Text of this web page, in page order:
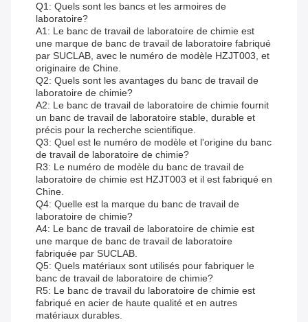
Q1: Quels sont les bancs et les armoires de
laboratoire?
A1: Le banc de travail de laboratoire de chimie est
une marque de banc de travail de laboratoire fabriqué
par SUCLAB, avec le numéro de modèle HZJT003, et
originaire de Chine.
Q2: Quels sont les avantages du banc de travail de
laboratoire de chimie?
A2: Le banc de travail de laboratoire de chimie fournit
un banc de travail de laboratoire stable, durable et
précis pour la recherche scientifique.
Q3: Quel est le numéro de modèle et l'origine du banc
de travail de laboratoire de chimie?
R3: Le numéro de modèle du banc de travail de
laboratoire de chimie est HZJT003 et il est fabriqué en
Chine.
Q4: Quelle est la marque du banc de travail de
laboratoire de chimie?
A4: Le banc de travail de laboratoire de chimie est
une marque de banc de travail de laboratoire
fabriquée par SUCLAB.
Q5: Quels matériaux sont utilisés pour fabriquer le
banc de travail de laboratoire de chimie?
R5: Le banc de travail du laboratoire de chimie est
fabriqué en acier de haute qualité et en autres
matériaux durables.